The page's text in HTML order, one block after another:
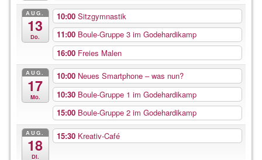
AUG.
13
Do.
10:00 Sitzgymnastik
11:00 Boule-Gruppe 3 im Godehardikamp
16:00 Freies Malen
AUG.
17
Mo.
10:00 Neues Smartphone – was nun?
10:30 Boule-Gruppe 1 im Godehardikamp
15:00 Boule-Gruppe 2 im Godehardikamp
AUG.
18
Di.
15:30 Kreativ-Café